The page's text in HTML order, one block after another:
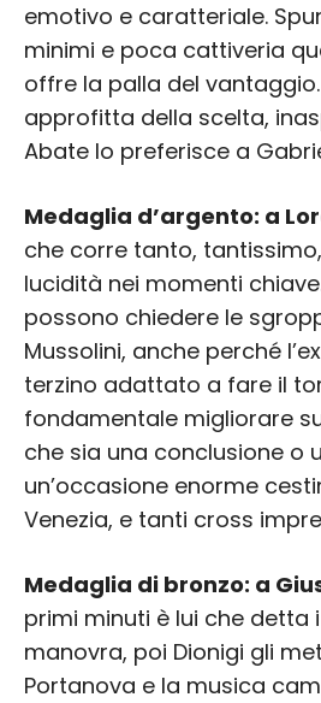
emotivo e caratteriale.
minimi e poca cattiveria
offre la palla del
approfitta della scelta,
Abate lo preferisce a
Medaglia d’argento: a
che corre tanto,
lucidità nei momenti
possono chiedere le
Mussolini, anche perché
terzino adattato a fare il
fondamentale migliorare
che sia una conclusione o
un’occasione enorme
Venezia, e tanti cross
Medaglia di bronzo: a
primi minuti è lui che detta
manovra, poi Dionigi gli
Portanova e la musica